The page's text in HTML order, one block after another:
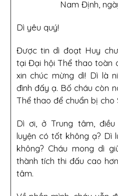
Nam Định,
Dì yêu quý!
Được tin dì đoạt Huy
tại Đại hội Thể thao toàn
xin chúc mừng dì! Dì là
đình đấy ạ. Bố cháu còn
Thể thao để chuẩn bị cho
Dì ơi, ở Trung tâm,
luyện có tốt không ạ? Dì
không? Cháu mong dì
thành tích thi đấu cao
tâm.